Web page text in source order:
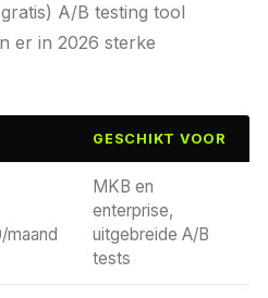
A/B testing tool
er in 2026 sterke
GESCHIKT VOOR
maand
MKB en
enterprise,
uitgebreide A/B
tests